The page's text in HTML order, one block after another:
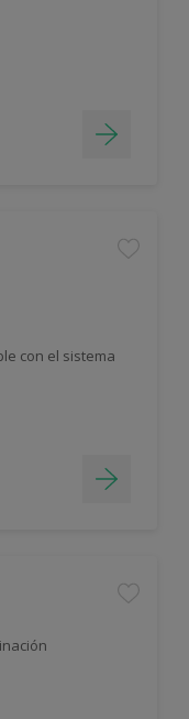
con el sistema